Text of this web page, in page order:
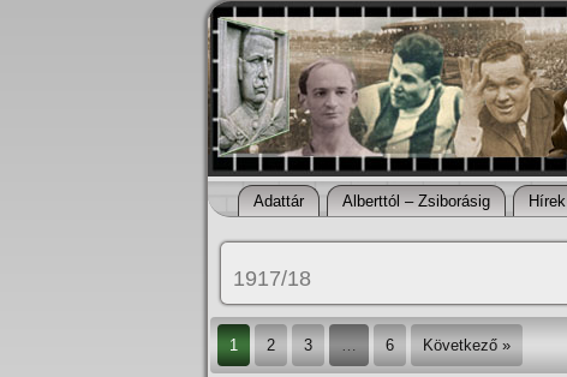
Adattár Alberttól – Zsiborásig Hí­rek
1917/18
1 2 3 … 6 Következő »